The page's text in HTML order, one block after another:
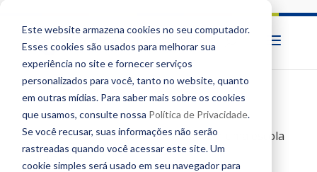
Este website armazena cookies no seu computador.
Esses cookies são usados ​​para melhorar sua
experiência no site e fornecer serviços
personalizados para você, tanto no website, quanto
em outras mídias. Para saber mais sobre os cookies
que usamos, consulte nossa Política de Privacidade.
Se você recusar, suas informações não serão
rastreadas quando você acessar este site. Um
cookie simples será usado em seu navegador para
Como trabalhar com a literatura em uma escola
criativa?
30/05/2022